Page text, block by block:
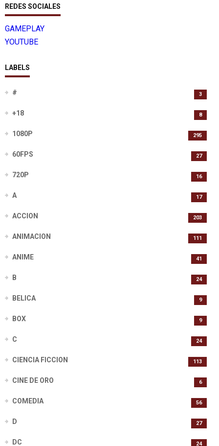
REDES SOCIALES
GAMEPLAY
YOUTUBE
LABELS
# 3
+18 8
1080P 295
60FPS 27
720P 16
A 17
ACCION 203
ANIMACION 111
ANIME 41
B 24
BELICA 9
BOX 9
C 24
CIENCIA FICCION 113
CINE DE ORO 6
COMEDIA 56
D 27
DC 24